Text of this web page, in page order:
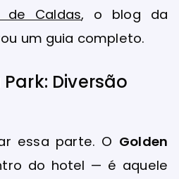
de Caldas, o blog da
um guia completo.
Diversão
essa parte. O Golden
do hotel — é aquele